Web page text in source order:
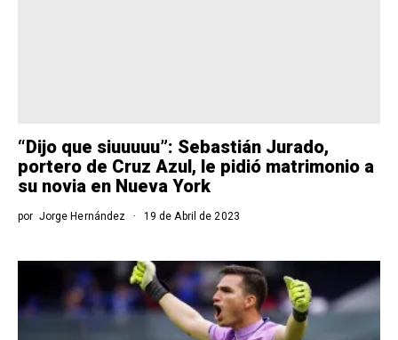
“Dijo que siuuuuu”: Sebastián Jurado,
portero de Cruz Azul, le pidió matrimonio a
su novia en Nueva York
por Jorge Hernández 19 de Abril de 2023